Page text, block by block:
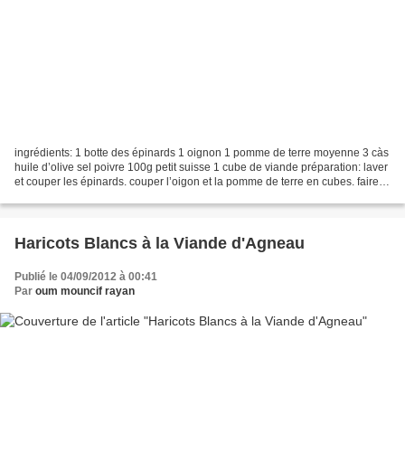
ingrédients: 1 botte des épinards 1 oignon 1 pomme de terre moyenne 3 càs
huile d’olive sel poivre 100g petit suisse 1 cube de viande préparation: laver
et couper les épinards. couper l’oigon et la pomme de terre en cubes. faire le
Haricots Blancs à la Viande d'Agneau
Publié le 04/09/2012 à 00:41
Par oum mouncif rayan